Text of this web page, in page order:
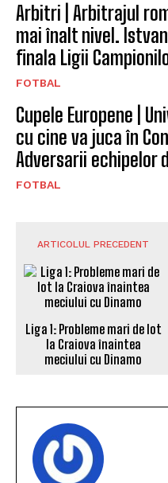
Arbitri | Arbitrajul
mai înalt nivel.
finala Ligii
FOTBAL
Cupele Europene |
cu cine va juca în
Adversarii echipelor
FOTBAL
ARTICOLUL PRECEDENT
Liga 1: Probleme mari de lot
la Craiova înaintea
meciului cu Dinamo